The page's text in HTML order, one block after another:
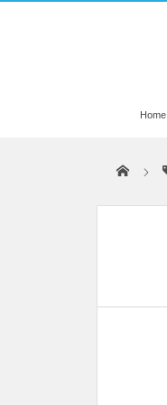
Home